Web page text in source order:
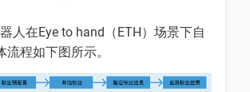
人在Eye to hand（ETH）场景下自
程如下图所示。